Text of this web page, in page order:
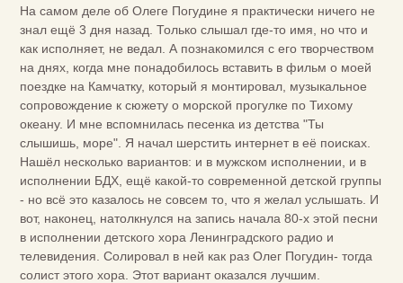
На самом деле об Олеге Погудине я практически ничего не
знал ещё 3 дня назад. Только слышал где-то имя, но что и
как исполняет, не ведал. А познакомился с его творчеством
на днях, когда мне понадобилось вставить в фильм о моей
поездке на Камчатку, который я монтировал, музыкальное
сопровождение к сюжету о морской прогулке по Тихому
океану. И мне вспомнилась песенка из детства "Ты
слышишь, море". Я начал шерстить интернет в её поисках.
Нашёл несколько вариантов: и в мужском исполнении, и в
исполнении БДХ, ещё какой-то современной детской группы
- но всё это казалось не совсем то, что я желал услышать. И
вот, наконец, натолкнулся на запись начала 80-х этой песни
в исполнении детского хора Ленинградского радио и
телевидения. Солировал в ней как раз Олег Погудин- тогда
солист этого хора. Этот вариант оказался лучшим.